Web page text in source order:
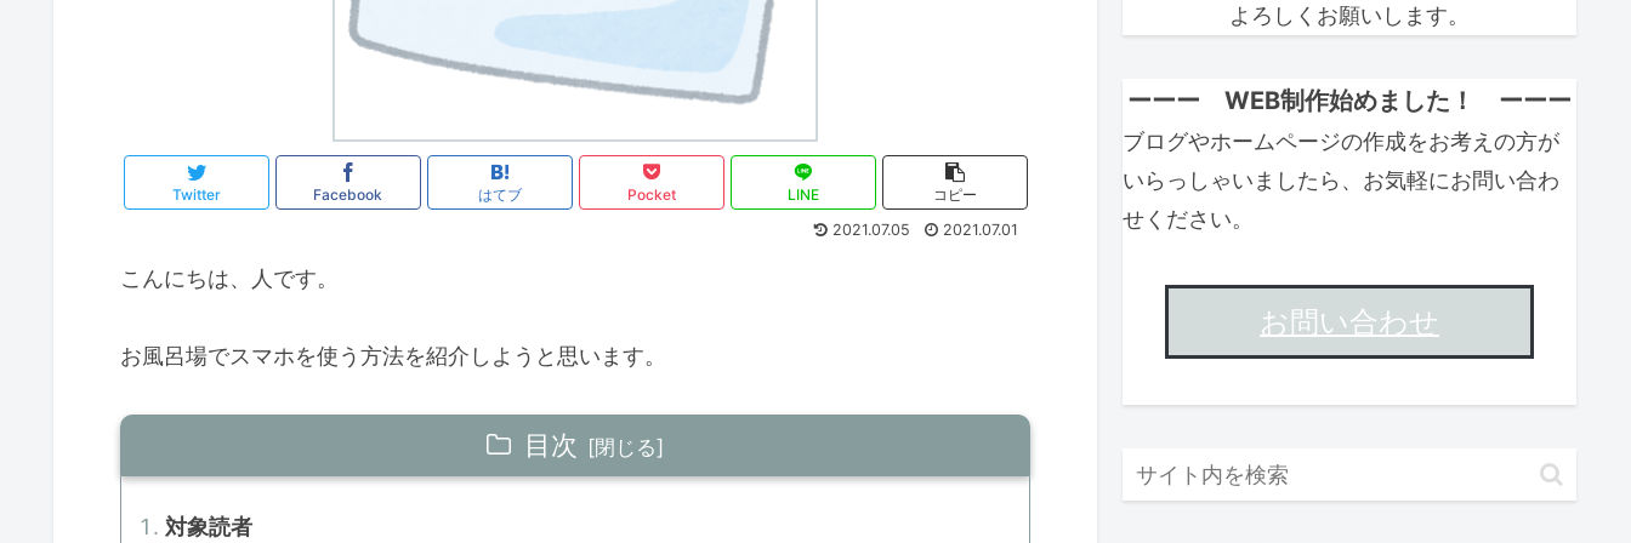
Twitter Facebook はてブ Pocket LINE
コピー
2021.07.05
2021.07.01
こんにちは、人です。
お風呂場でスマホを使う方法を紹介しようと思います。
目次
対象読者
よろしくお願いします。
ーーー WEB制作始めました！ ーーー
ブログやホームページの作成をお考えの方が
いらっしゃいましたら、お気軽にお問い合わ
せください。
お問い合わせ